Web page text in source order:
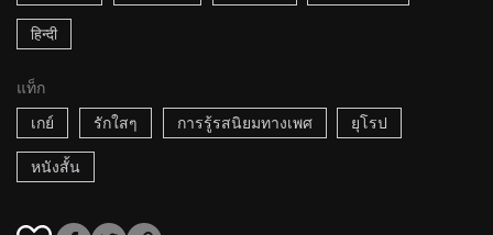
हिन्दी
แท็ก
เกย์
รักใสๆ การรู้รสนิยมทางเพศ ยุโรป
หนังสั้น